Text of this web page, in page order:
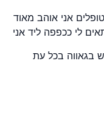
אני אוהב מאוד
לי ככפפה ליד אני
בגאווה בכל עת